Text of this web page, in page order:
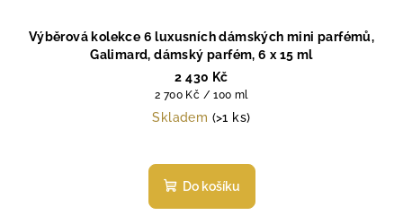
Výběrová kolekce 6 luxusních dámských mini parfémů,
Galimard, dámský parfém, 6 x 15 ml
2 430 Kč
Měrná
cena:
2 700 Kč / 100 ml
Skladem (>1 ks)
hodnocení
produktu
Do košíku